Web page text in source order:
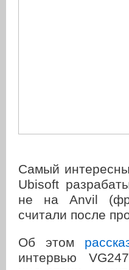
Самый
Ubisoft
не на Anvil
считали после
Об этом
интервью